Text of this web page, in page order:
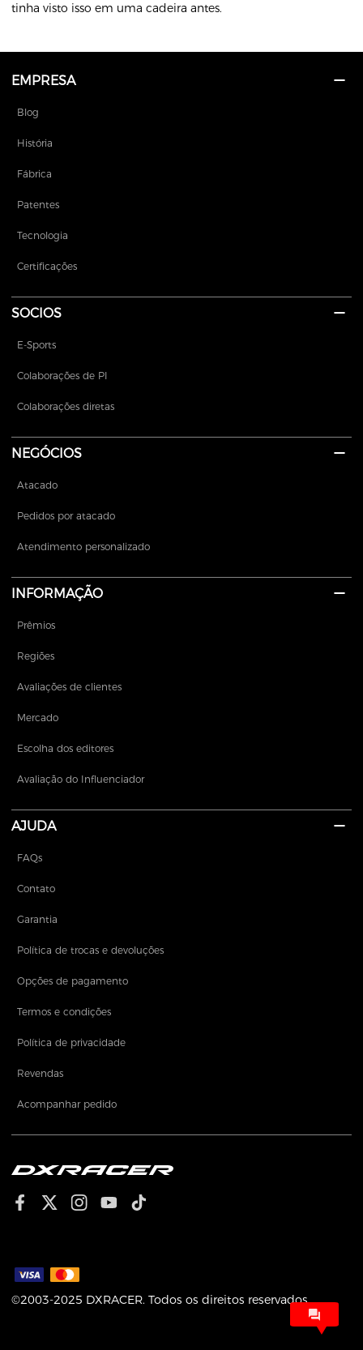
tinha visto isso em uma cadeira antes.
EMPRESA
Blog
História
Fábrica
Patentes
Tecnologia
Certificações
SOCIOS
E-Sports
Colaborações de PI
Colaborações diretas
NEGÓCIOS
Atacado
Pedidos por atacado
Atendimento personalizado
INFORMAÇÃO
Prêmios
Regiões
Avaliações de clientes
Mercado
Escolha dos editores
Avaliação do Influenciador
AJUDA
FAQs
Contato
Garantia
Política de trocas e devoluções
Opções de pagamento
Termos e condições
Política de privacidade
Revendas
Acompanhar pedido
©2003-2025 DXRACER. Todos os direitos reservados.